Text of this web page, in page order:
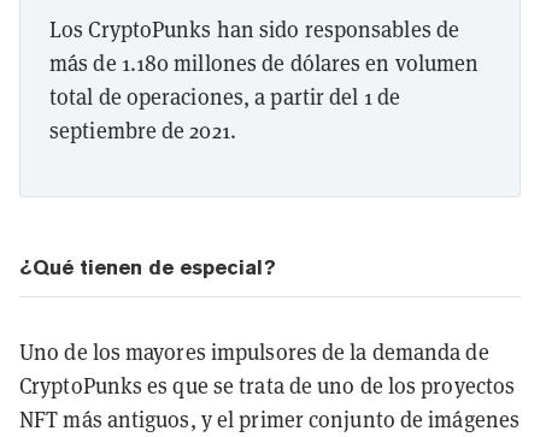
Los CryptoPunks han sido responsables de
más de 1.180 millones de dólares en volumen
total de operaciones, a partir del 1 de
septiembre de 2021.
¿Qué tienen de especial?
Uno de los mayores impulsores de la demanda de
CryptoPunks es que se trata de uno de los proyectos
NFT más antiguos, y el primer conjunto de imágenes